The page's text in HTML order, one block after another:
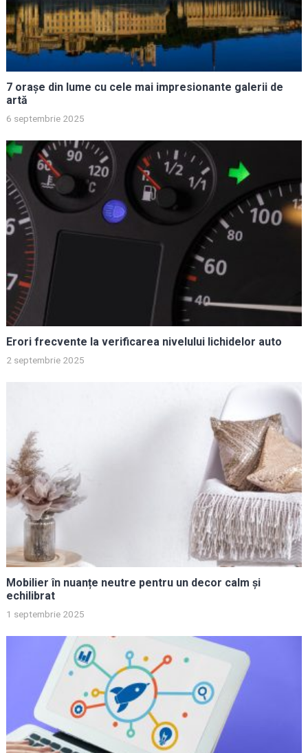
7 orașe din lume cu cele mai impresionante galerii de
artă
6 septembrie 2025
Erori frecvente la verificarea nivelului lichidelor auto
2 septembrie 2025
Mobilier în nuanțe neutre pentru un decor calm și
echilibrat
1 septembrie 2025